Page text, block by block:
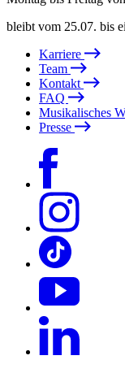
bleibt vom 25.07. bis
Karriere
Team
Kontakt
FAQ
Musikalisches
Presse